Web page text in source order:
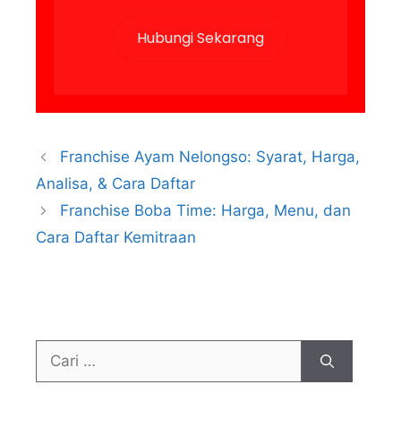
Hubungi Sekarang
Franchise Ayam Nelongso: Syarat, Harga,
Analisa, & Cara Daftar
Franchise Boba Time: Harga, Menu, dan
Cara Daftar Kemitraan